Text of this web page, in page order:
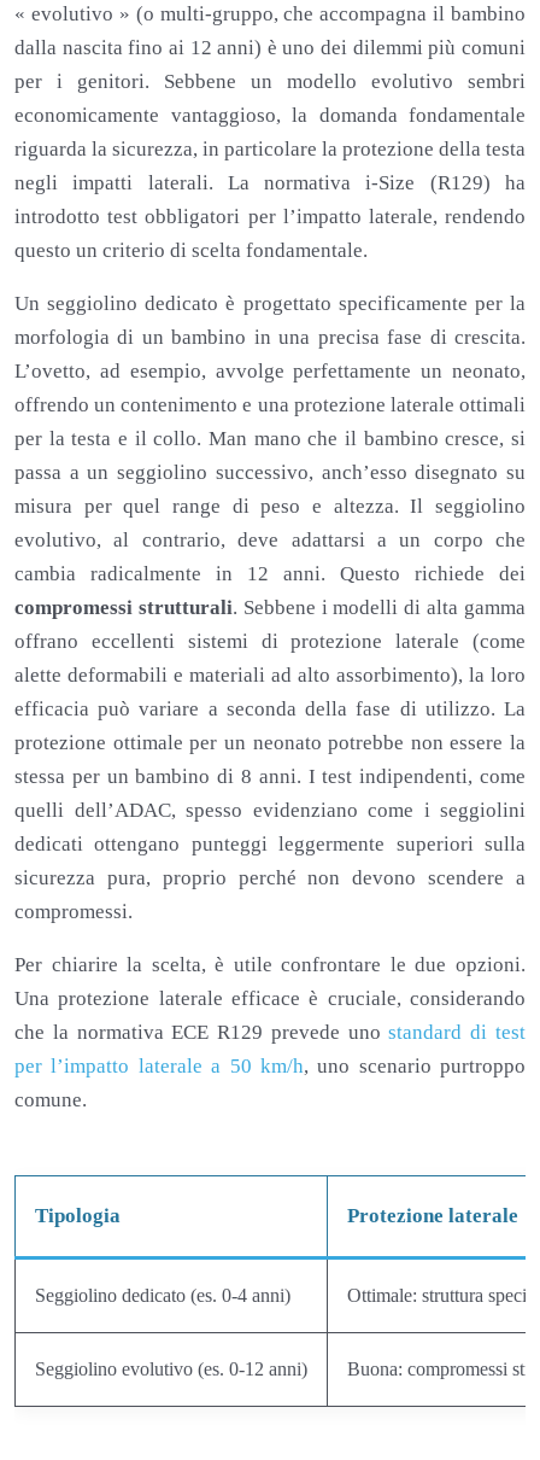
« evolutivo » (o multi-gruppo, che accompagna il bambino
dalla nascita fino ai 12 anni) è uno dei dilemmi più comuni
per i genitori. Sebbene un modello evolutivo sembri
economicamente vantaggioso, la domanda fondamentale
riguarda la sicurezza, in particolare la protezione della testa
negli impatti laterali. La normativa i-Size (R129) ha
introdotto test obbligatori per l’impatto laterale, rendendo
questo un criterio di scelta fondamentale.
Un seggiolino dedicato è progettato specificamente per la
morfologia di un bambino in una precisa fase di crescita.
L’ovetto, ad esempio, avvolge perfettamente un neonato,
offrendo un contenimento e una protezione laterale ottimali
per la testa e il collo. Man mano che il bambino cresce, si
passa a un seggiolino successivo, anch’esso disegnato su
misura per quel range di peso e altezza. Il seggiolino
evolutivo, al contrario, deve adattarsi a un corpo che
cambia radicalmente in 12 anni. Questo richiede dei
compromessi strutturali. Sebbene i modelli di alta gamma
offrano eccellenti sistemi di protezione laterale (come
alette deformabili e materiali ad alto assorbimento), la loro
efficacia può variare a seconda della fase di utilizzo. La
protezione ottimale per un neonato potrebbe non essere la
stessa per un bambino di 8 anni. I test indipendenti, come
quelli dell’ADAC, spesso evidenziano come i seggiolini
dedicati ottengano punteggi leggermente superiori sulla
sicurezza pura, proprio perché non devono scendere a
compromessi.
Per chiarire la scelta, è utile confrontare le due opzioni.
Una protezione laterale efficace è cruciale, considerando
che la normativa ECE R129 prevede unostandard di test
per l’impatto laterale a 50 km/h, uno scenario purtroppo
comune.
Tipologia Protezione laterale
Seggiolino dedicato (es. 0-4 anni) Ottimale: struttura
Seggiolino evolutivo (es. 0-12 anni) Buona: compromessi